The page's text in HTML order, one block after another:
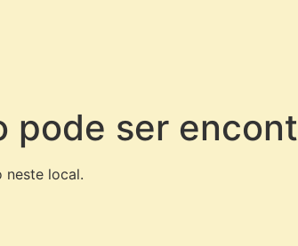
pode ser
neste local.